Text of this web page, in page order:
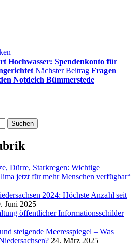
Hochwasser: Spendenkonto für
Nächster Beitrag Fragen
Notdeich Bümmerstede
Dürre, Starkregen: Wichtige
jetzt für mehr Menschen verfügbar“
2024: Höchste Anzahl seit
Juni 2025
öffentlicher Informationsschilder
steigende Meeresspiegel – Was
24. März 2025